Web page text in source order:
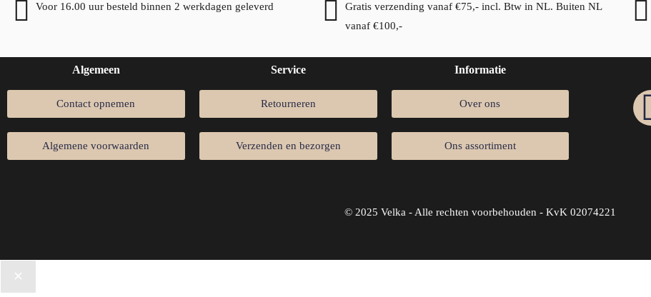
Voor 16.00 uur besteld binnen 2 werkdagen geleverd
Gratis verzending vanaf €75,- incl. Btw in NL. Buiten NL
vanaf €100,-
Algemeen
Contact opnemen
Algemene voorwaarden
Service
Retourneren
Verzenden en bezorgen
Informatie
Over ons
Ons assortiment
© 2025 Velka - Alle rechten voorbehouden - KvK 02074221